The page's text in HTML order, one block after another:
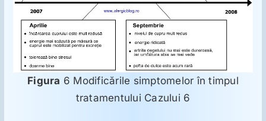
Figura 6 Modificările simptomelor în timpul
tratamentului Cazului 6